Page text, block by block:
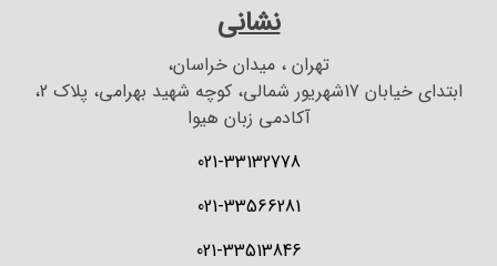
نشانی
تهران ، میدان خراسان،
ابتدای خیابان 17شهریور شمالی، کوچه شهید بهرامی، پلاک 2،
آکادمی زبان هیوا
021-33132778
021-33566281
021-33513846